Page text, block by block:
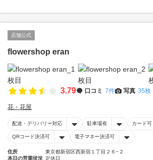
店舗公式
flowershop eran
3.79 口コミ 7件 写真 35枚
花・花屋
配達・デリバリー対応 駐車場有 カード可
QRコード決済可 電子マネー決済可
住所
東京都新宿区西新宿１丁目２６−２
本日の営業状況 定休日